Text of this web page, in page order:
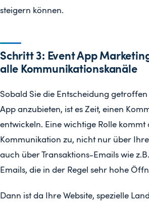
steigern können.
Schritt 3: Event App
alle Kommunikationskanäle
Sobald Sie die Entscheidung
App anzubieten, ist es Zeit, einen
entwickeln. Eine wichtige Rolle
Kommunikation zu, nicht nur über
auch über Transaktions-Emails wie
Emails, die in der Regel sehr hohe
Dann ist da Ihre Website, spezielle